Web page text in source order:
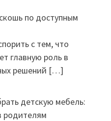
по доступным
с тем, что
главную роль в
решений […]
детскую мебель:
родителям